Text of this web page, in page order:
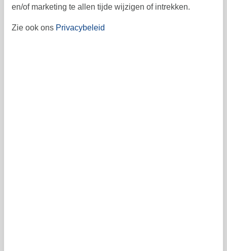
41 5 6 7 8 9 10
42 12 13 14
en/of marketing te allen tijde wijzigen of intrekken.
Zie ook ons Privacybeleid